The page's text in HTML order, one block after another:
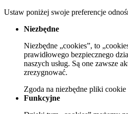
Ustaw poniżej swoje preferencje
Niezbędne
Niezbędne „cookies”, to
prawidłowego bezpiecznego
naszych usług. Są one zawsze
zrezygnować.
Zgoda na niezbędne pliki cookie
Funkcyjne